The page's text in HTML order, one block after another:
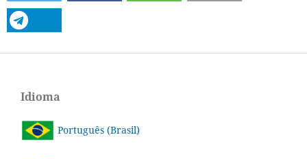
Idioma
Português (Brasil)